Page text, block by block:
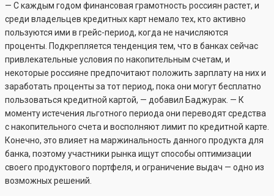
— С каждым годом финансовая грамотность россиян растет, и
среди владельцев кредитных карт немало тех, кто активно
пользуются ими в грейс-период, когда не начисляются
проценты. Подкрепляется тенденция тем, что в банках сейчас
привлекательные условия по накопительным счетам, и
некоторые россияне предпочитают положить зарплату на них и
заработать проценты за тот период, пока они могут бесплатно
пользоваться кредитной картой, — добавил Баджурак. — К
моменту истечения льготного периода они переводят средства
с накопительного счета и восполняют лимит по кредитной карте.
Конечно, это влияет на маржинальность данного продукта для
банка, поэтому участники рынка ищут способы оптимизации
своего продуктового портфеля, и ограничение выдач — одно из
возможных решений.